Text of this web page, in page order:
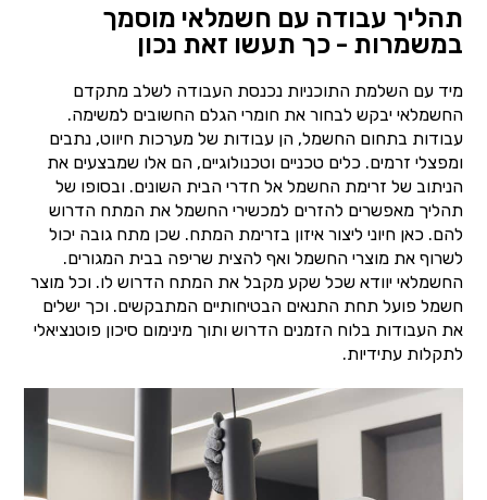
תהליך עבודה עם חשמלאי מוסמך
במשמרות - כך תעשו זאת נכון
מיד עם השלמת התוכניות נכנסת העבודה לשלב מתקדם
החשמלאי יבקש לבחור את חומרי הגלם החשובים למשימה.
עבודות בתחום החשמל, הן עבודות של מערכות חיווט, נתבים
ומפצלי זרמים. כלים טכניים וטכנולוגיים, הם אלו שמבצעים את
הניתוב של זרימת החשמל אל חדרי הבית השונים. ובסופו של
תהליך מאפשרים להזרים למכשירי החשמל את המתח הדרוש
להם. כאן חיוני ליצור איזון בזרימת המתח. שכן מתח גובה יכול
לשרוף את מוצרי החשמל ואף להצית שריפה בבית המגורים.
החשמלאי יוודא שכל שקע מקבל את המתח הדרוש לו. וכל מוצר
חשמל פועל תחת התנאים הבטיחותיים המתבקשים. וכך ישלים
את העבודות בלוח הזמנים הדרוש ותוך מינימום סיכון פוטנציאלי
לתקלות עתידיות.